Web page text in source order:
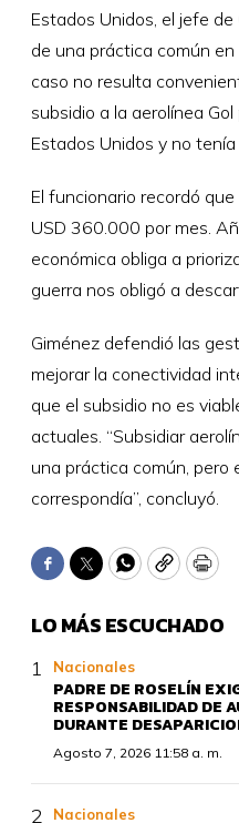
Estados Unidos, el jefe
de una práctica común
caso no resulta
subsidio a la aerolínea
Estados Unidos y no tenía
El funcionario recordó
USD 360.000 por mes.
económica obliga a
guerra nos obligó a
Giménez defendió las
mejorar la conectividad
que el subsidio no es
actuales. “Subsidiar
una práctica común, pero
correspondía”, concluyó.
Facebook
TwitterWhatsApp
CopyPrint
LO MÁS ESCUCHADO
Nacionales
PADRE DE ROSELÍN
RESPONSABILIDAD DE
DURANTE
Agosto 7, 2026 11:58 a. m.
Nacionales